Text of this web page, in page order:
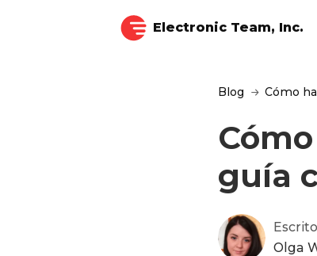
Electronic Team, Inc.
Blog Cómo
guía
Olga